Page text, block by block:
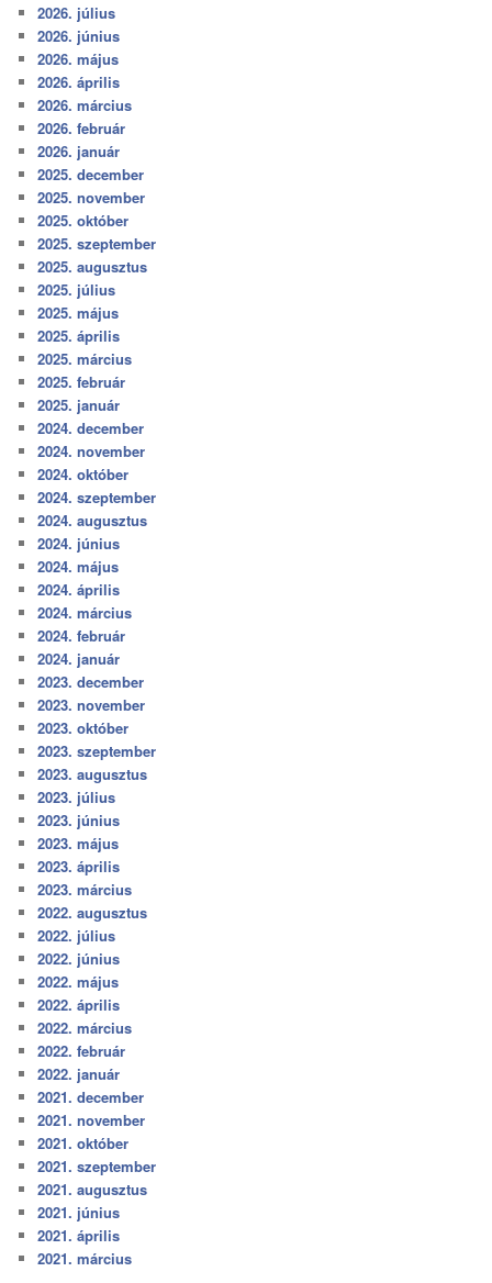
2026. július
2026. június
2026. május
2026. április
2026. március
2026. február
2026. január
2025. december
2025. november
2025. október
2025. szeptember
2025. augusztus
2025. július
2025. május
2025. április
2025. március
2025. február
2025. január
2024. december
2024. november
2024. október
2024. szeptember
2024. augusztus
2024. június
2024. május
2024. április
2024. március
2024. február
2024. január
2023. december
2023. november
2023. október
2023. szeptember
2023. augusztus
2023. július
2023. június
2023. május
2023. április
2023. március
2022. augusztus
2022. július
2022. június
2022. május
2022. április
2022. március
2022. február
2022. január
2021. december
2021. november
2021. október
2021. szeptember
2021. augusztus
2021. június
2021. április
2021. március